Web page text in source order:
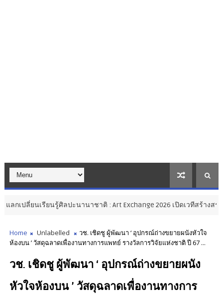
ลปะนานาชาติ : Art Exchange 2026 เปิดเวทีสร้างสรรค์ศิลปะไทยสู่ส
Home Unlabelled
วช. เชิดชู ผู้พัฒนา ‘ อุปกรณ์ถ่างขยายผนังหัวใจ
ห้องบน ’ วัสดุฉลาดเพื่องานทางการแพทย์ รางวัลการวิจัยแห่งชาติ ปี 67 ...
วช. เชิดชู ผู้พัฒนา ‘ อุปกรณ์ถ่างขยายผนัง
หัวใจห้องบน ’ วัสดุฉลาดเพื่องานทางการ